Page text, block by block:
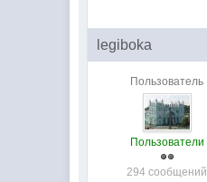
legiboka
Пользователь
Пользователи
294 сообщений